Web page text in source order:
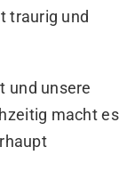
traurig und
und unsere
macht es